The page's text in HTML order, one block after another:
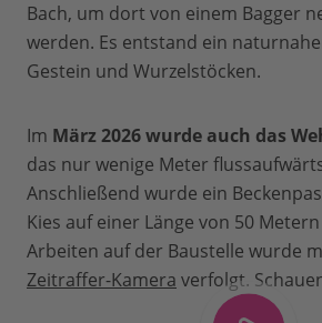
Bach, um dort von einem Bagger
werden. Es entstand ein
Gestein und Wurzelstöcken.
Im März 2026 wurde auch das
das nur wenige Meter
Anschließend wurde ein
Kies auf einer Länge von 50
Arbeiten auf der Baustelle wurde
Zeitraffer-Kamera verfolgt.